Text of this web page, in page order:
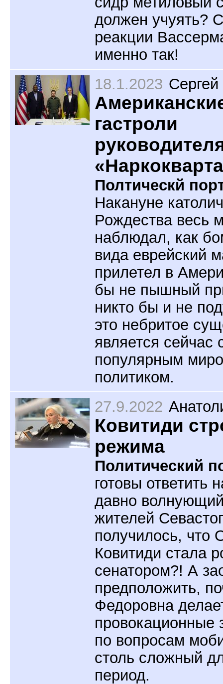
должен учуять?
реакции
именно так!
18.1.2023
гастроли
Полтическй
Накануне
Рождества весь
наблюдал, как
вида еврейский
прилетел в
бы не пышный
никто бы и не
это небритое
является сейчас
популярным
политиком.
27.9.2022
Ковитиди
режима
Политический
готовы ответить
давно
жителей
получилось, что
Ковитиди стала
сенатором?! А
предположить,
Федоровна
провокационные
по вопросам
столь сложный
период.